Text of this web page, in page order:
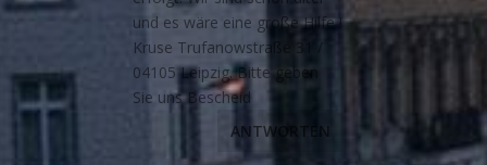
und es wäre eine große Hilfe !
Kruse Trufanowstraße 31 /
04105 Leipzig. Bitte geben
Sie uns Bescheid
ANTWORTEN